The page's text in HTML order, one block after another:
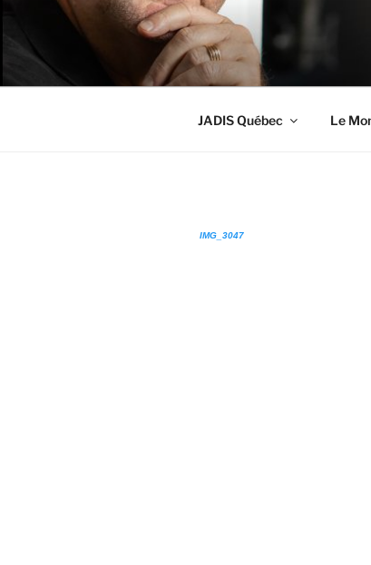
contenu
principal
LE
Créateur de projets
JADIS Québec Le
IMG_3047